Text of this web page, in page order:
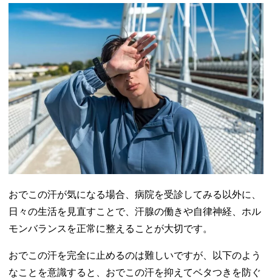
おでこの汗が気になる場合、病院を受診してみる以外に、
日々の生活を見直すことで、汗腺の働きや自律神経、ホル
モンバランスを正常に整えることが大切です。
おでこの汗を完全に止めるのは難しいですが、以下のよう
なことを意識すると、おでこの汗を抑えてベタつきを防ぐ